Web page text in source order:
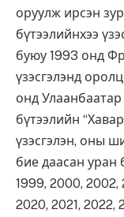
оруулж ирсэн
бүтээлийнхээ
буюу 1993 онд
үзэсгэлэнд
онд
бүтээлийн
үзэсгэлэн, оны
бие даасан уран
1999, 2000, 2002,
2020, 2021,